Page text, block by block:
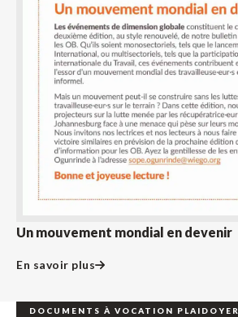
Un mouvement mondial en devenir
En savoir plus
DOCUMENTS À VOCATION PLAIDOYER